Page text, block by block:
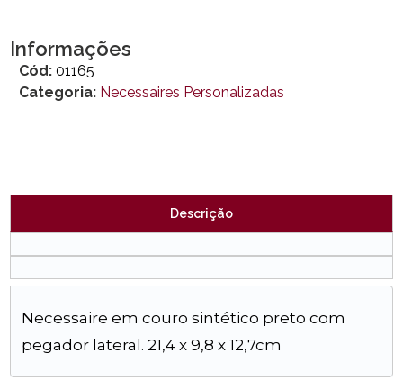
Informações
Cód: 01165
Categoria: Necessaires Personalizadas
Descrição
Necessaire em couro sintético preto com
pegador lateral. 21,4 x 9,8 x 12,7cm